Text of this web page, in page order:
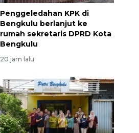
Penggeledahan KPK di
Bengkulu berlanjut ke
rumah sekretaris DPRD Kota
Bengkulu
20 jam lalu